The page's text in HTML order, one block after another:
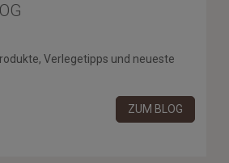
Verlegetipps und neueste
ZUM BLOG